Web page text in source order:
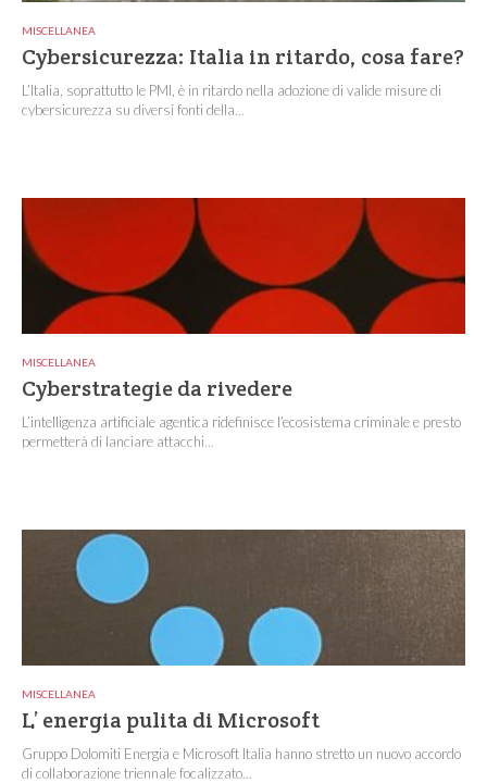
MISCELLANEA
Cybersicurezza: Italia in ritardo, cosa fare?
L’Italia, soprattutto le PMI, è in ritardo nella adozione di valide misure di
cybersicurezza su diversi fonti della...
MISCELLANEA
Cyberstrategie da rivedere
L’intelligenza artificiale agentica ridefinisce l’ecosistema criminale e presto
permetterà di lanciare attacchi...
MISCELLANEA
L’ energia pulita di Microsoft
Gruppo Dolomiti Energia e Microsoft Italia hanno stretto un nuovo accordo
di collaborazione triennale focalizzato...